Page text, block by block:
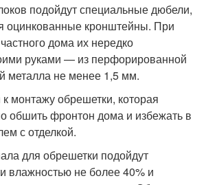
подойдут специальные дюбели,
оцинкованные кронштейны. При
дома их нередко
руками — из перфорированной
металла не менее 1,5 мм.
монтажу обрешетки, которая
обшить фронтон дома и избежать в
с отделкой.
для обрешетки подойдут
влажностью не более 40% и